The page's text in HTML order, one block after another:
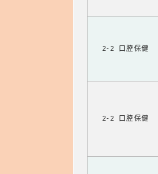
2-2 口腔保健
2-2 口腔保健